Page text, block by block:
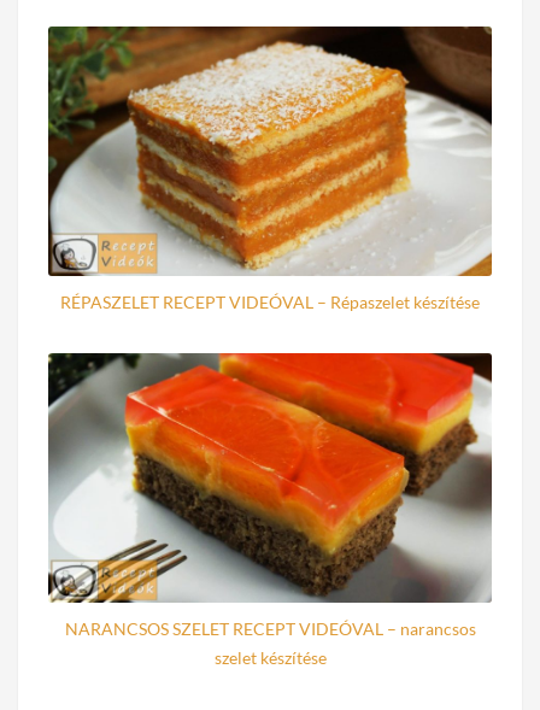
RÉPASZELET RECEPT VIDEÓVAL – Répaszelet készítése
NARANCSOS SZELET RECEPT VIDEÓVAL – narancsos
szelet készítése